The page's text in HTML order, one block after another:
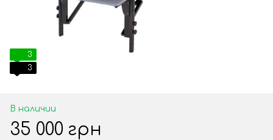
3
3
В наличии
35 000 грн